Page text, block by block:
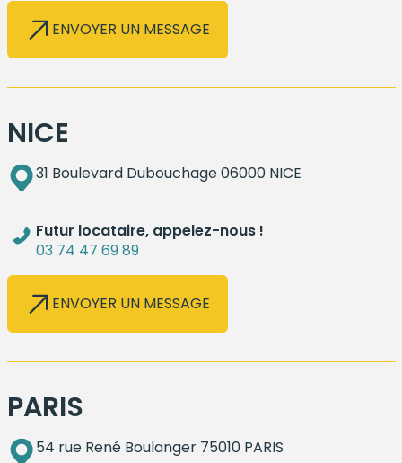
ENVOYER UN MESSAGE
NICE
31 Boulevard Dubouchage 06000 NICE
Futur locataire, appelez-nous !
03 74 47 69 89
ENVOYER UN MESSAGE
PARIS
54 rue René Boulanger 75010 PARIS